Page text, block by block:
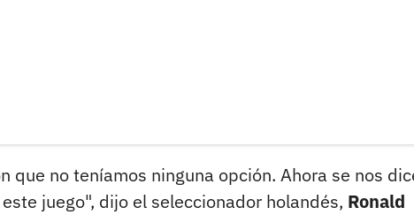
que no teníamos ninguna opción. Ahora se nos
juego", dijo el seleccionador holandés, Ronald